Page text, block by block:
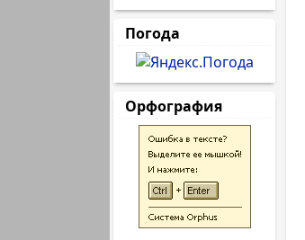
Погода
Орфография